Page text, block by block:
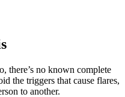
there’s no known complete
the triggers that cause flares,
to another.